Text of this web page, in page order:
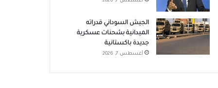
الجيش السوداني قدراته
الميدانية بشحنات عسكرية
جديدة باكستانية
أغسطس 7, 2026